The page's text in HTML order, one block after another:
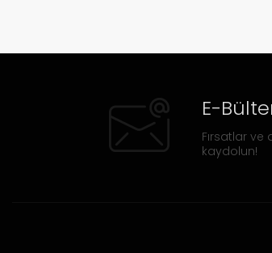
E-
Fırsatlar ve
kaydolun!